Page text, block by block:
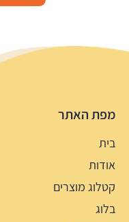
מפת האתר
בית
אודות
קטלוג מוצרים
בלוג